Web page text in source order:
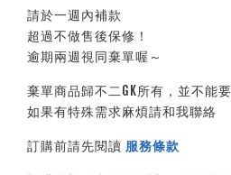
請於一週內補款
超過不做售後保修！
逾期兩週視同棄單喔～
棄單商品歸不二GK所有，並不能
如果有特殊需求麻煩請和我聯絡
訂購前請先閱讀 服務條款